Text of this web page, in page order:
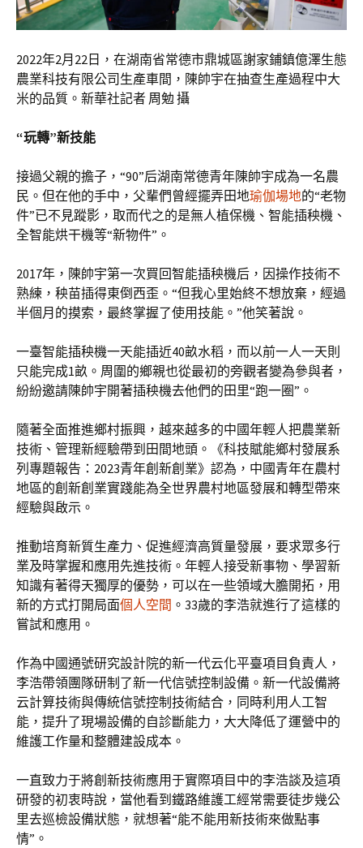
2022年2月22日，在湖南省常德市鼎城區謝家鋪鎮億澤生態
農業科技有限公司生產車間，陳帥宇在抽查生產過程中大
米的品質。新華社記者 周勉 攝
“玩轉”新技能
接過父親的擔子，“90”后湖南常德青年陳帥宇成為一名農
民。但在他的手中，父輩們曾經擺弄田地瑜伽場地的“老物
件”已不見蹤影，取而代之的是無人植保機、智能插秧機、
全智能烘干機等“新物件”。
2017年，陳帥宇第一次買回智能插秧機后，因操作技術不
熟練，秧苗插得東倒西歪。“但我心里始終不想放棄，經過
半個月的摸索，最終掌握了使用技能。”他笑著說。
一臺智能插秧機一天能插近40畝水稻，而以前一人一天則
只能完成1畝。周圍的鄉親也從最初的旁觀者變為參與者，
紛紛邀請陳帥宇開著插秧機去他們的田里“跑一圈”。
隨著全面推進鄉村振興，越來越多的中國年輕人把農業新
技術、管理新經驗帶到田間地頭。《科技賦能鄉村發展系
列專題報告：2023青年創新創業》認為，中國青年在農村
地區的創新創業實踐能為全世界農村地區發展和轉型帶來
經驗與啟示。
推動培育新質生產力、促進經濟高質量發展，要求眾多行
業及時掌握和應用先進技術。年輕人接受新事物、學習新
知識有著得天獨厚的優勢，可以在一些領域大膽開拓，用
新的方式打開局面個人空間 。33歲的李浩就進行了這樣的
嘗試和應用。
作為中國通號研究設計院的新一代云化平臺項目負責人，
李浩帶領團隊研制了新一代信號控制設備。新一代設備將
云計算技術與傳統信號控制技術結合，同時利用人工智
能，提升了現場設備的自診斷能力，大大降低了運營中的
維護工作量和整體建設成本。
一直致力于將創新技術應用于實際項目中的李浩談及這項
研發的初衷時說，當他看到鐵路維護工經常需要徒步幾公
里去巡檢設備狀態，就想著“能不能用新技術來做點事
情”。